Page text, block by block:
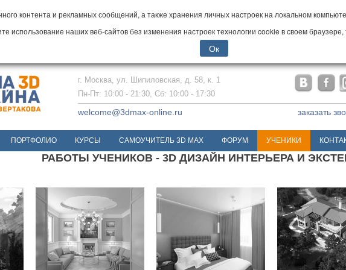
контента и рекламных сообщений, а также хранения личных настроек на локальном
использование наших веб-сайтов без изменения настроек технологии cookie в своем
Ок
г. Москва, ул. Шипиловская, д. 58, к. 1
Пн-Пт: 10:00 - 21:30, Сб: 10:00 - 17:30
welcome@3dmax-online.ru заказать
ПОРТФОЛИО КУРСЫ САМОУЧИТЕЛЬ 3D MAX ФОРУМ УЧЕНИКИ
РАБОТЫ УЧЕНИКОВ - 3D ДИЗАЙН ИНТЕРЬЕРА И